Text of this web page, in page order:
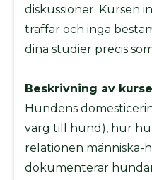
REA
Övrigt
Tjänster
Blanketter
Kursmaterial
BPH
Utbildning
Klubb
diskussioner. Kursen
träffar och inga
dina studier precis
Beskrivning av
Hundens
varg till hund), hur
relationen människa-
dokumenterar